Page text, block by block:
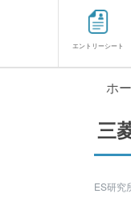
エントリーシート
ホ
三
ES研究